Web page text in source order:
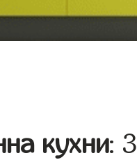
кухни: